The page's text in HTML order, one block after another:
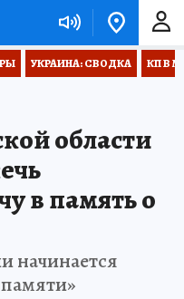
УКРАИНА: СВОДКА КП В
области
в память о
начинается